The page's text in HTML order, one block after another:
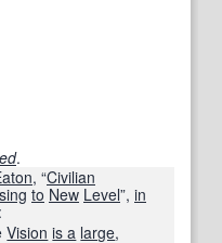
.
, “Civilian
to New Level”, in
‎:
Vision is a large,